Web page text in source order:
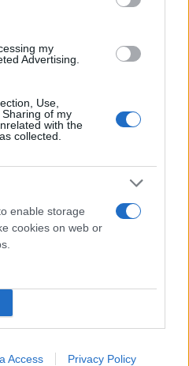
my
Advertising.
Use,
of my
with the
collected.
enable storage
cookies on web or
Access Privacy Policy